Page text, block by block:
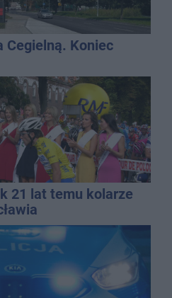
Cegielną. Koniec
21 lat temu kolarze